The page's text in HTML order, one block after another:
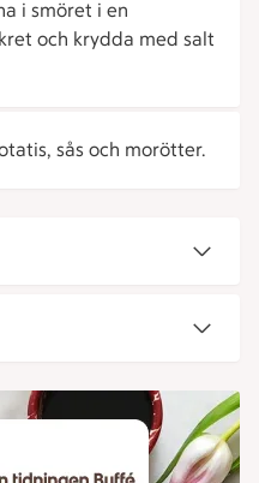
i smöret i en
och krydda med salt
sås och morötter.